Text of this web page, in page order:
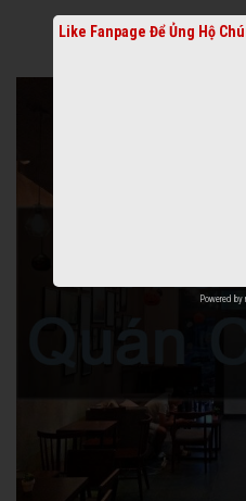
Like Fanpage Để Ủng Hộ
Powered by